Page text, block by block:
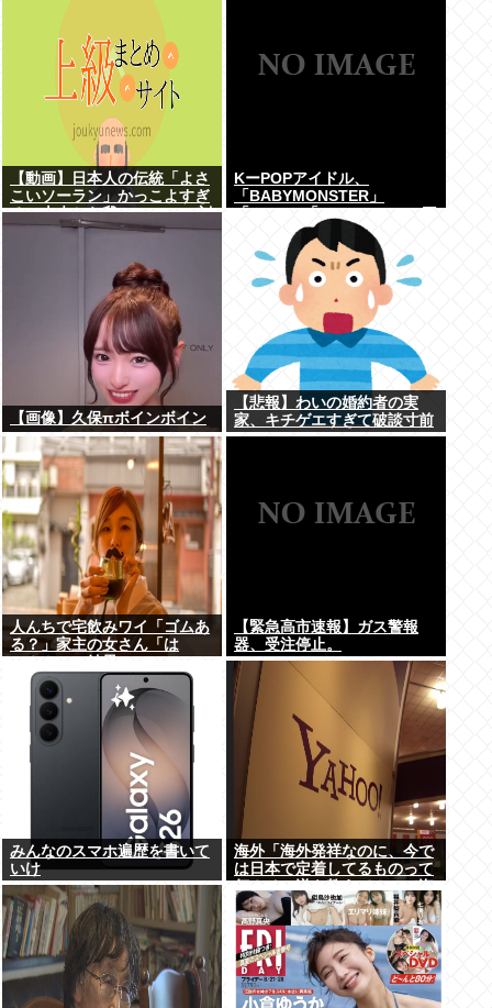
【動画】日本人の伝統「よさ
こいソーラン」かっこよすぎ
る。古来から我々のDNAに刻
まれた踊り
KーPOPアイドル、
「BABYMONSTER」
「ILLIT」「RESCENE」の三
国志時代に突入！
【画像】久保πボインボイン
【悲報】わいの婚約者の実
家、キチゲエすぎて破談寸前
人んちで宅飲みワイ「ゴムあ
る？」家主の女さん「は
【緊急高市速報】ガス警報
器、受注停止。
みんなのスマホ遍歴を書いて
いけ
海外「海外発祥なのに、今で
は日本で定着してるものって
何？その逆も教えて！」（海
外の反応）